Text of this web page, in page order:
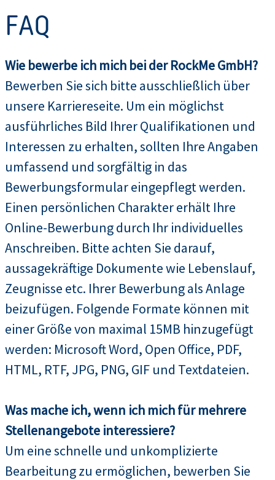
FAQ
Wie bewerbe ich mich bei der RockMe GmbH?
Bewerben Sie sich bitte ausschließlich über
unsere Karriereseite. Um ein möglichst
ausführliches Bild Ihrer Qualifikationen und
Interessen zu erhalten, sollten Ihre Angaben
umfassend und sorgfältig in das
Bewerbungsformular eingepflegt werden.
Einen persönlichen Charakter erhält Ihre
Online-Bewerbung durch Ihr individuelles
Anschreiben. Bitte achten Sie darauf,
aussagekräftige Dokumente wie Lebenslauf,
Zeugnisse etc. Ihrer Bewerbung als Anlage
beizufügen. Folgende Formate können mit
einer Größe von maximal 15MB hinzugefügt
werden: Microsoft Word, Open Office, PDF,
HTML, RTF, JPG, PNG, GIF und Textdateien.
Was mache ich, wenn ich mich für mehrere
Stellenangebote interessiere?
Um eine schnelle und unkomplizierte
Bearbeitung zu ermöglichen, bewerben Sie